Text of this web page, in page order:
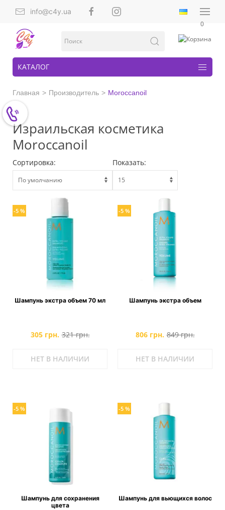
info@c4y.ua
0
КАТАЛОГ
Главная Производитель Moroccanoil
Израильская косметика
Moroccanoil
Сортировка: Показать:
-5 %
Шампунь экстра объем 70 мл
305 грн. 321 грн.
НЕТ В НАЛИЧИИ
-5 %
Шампунь экстра объем
806 грн. 849 грн.
НЕТ В НАЛИЧИИ
-5 %
Шампунь для сохранения
цвета
-5 %
Шампунь для вьющихся волос